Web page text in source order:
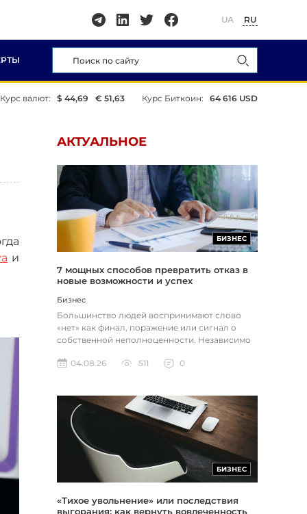
UA RU
Курс валют: $ 44,69 € 51,63 Курс Биткоин: 64 616 USD
и
АКТУАЛЬНОЕ
БИЗНЕС
7 мощных способов превратить отказ в
новые возможности и успех
Бизнес
Большинство людей воспринимают слово
«нет» как финал, поражение или сигнал о
собственной неполноценности. Независимо
04.08.26
511 0
БИЗНЕС
«Тихое увольнение» или последствия
выгорания: как вернуть вовлеченность